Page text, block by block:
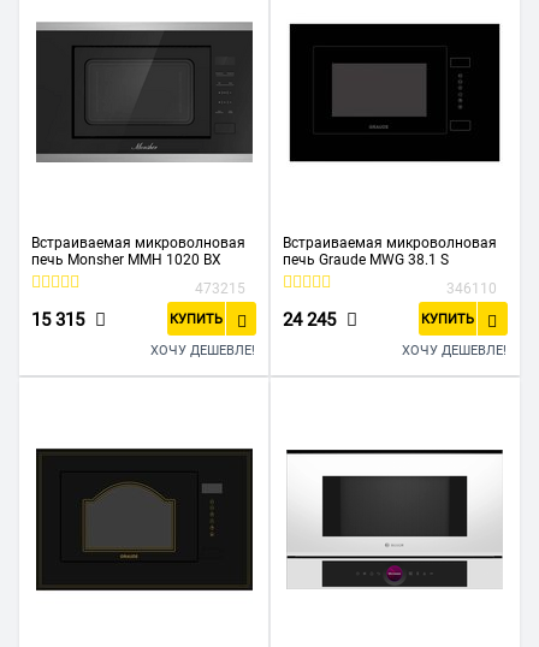
Встраиваемая микроволновая
печь Monsher MMH 1020 BX
473215
15 315 КУПИТЬ
ХОЧУ ДЕШЕВЛЕ!
Встраиваемая микроволновая
печь Graude MWG 38.1 S
346110
24 245 КУПИТЬ
ХОЧУ ДЕШЕВЛЕ!